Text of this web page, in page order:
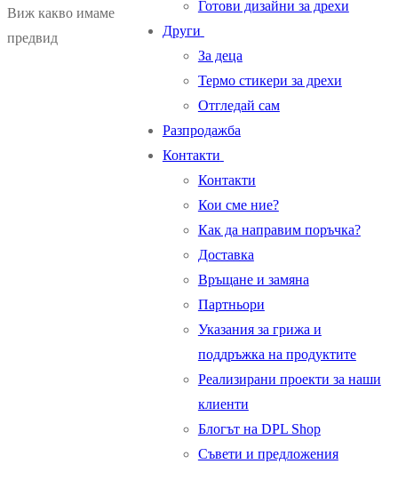
Виж какво имаме
предвид
Готови дизайни за дрехи
Други
За деца
Термо стикери за дрехи
Oтгледай сам
Разпродажба
Контакти
Контакти
Кои сме ние?
Как да направим поръчка?
Доставка
Връщане и замяна
Партньори
Указания за грижа и
поддръжка на продуктите
Реализирани проекти за наши
клиенти
Блогът на DPL Shop
Съвети и предложения